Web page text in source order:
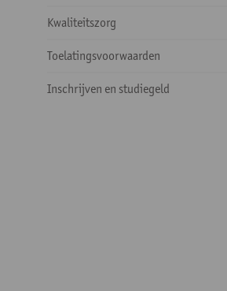
Kwaliteitszorg
Toelatingsvoorwaarden
Inschrijven en studiegeld